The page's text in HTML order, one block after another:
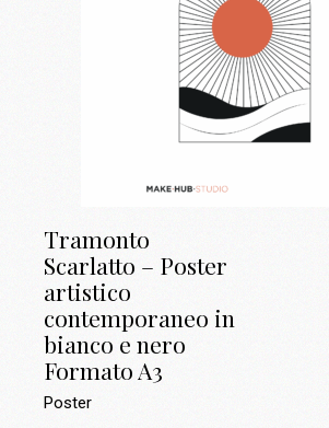
Tramonto
Scarlatto – Poster
artistico
contemporaneo in
bianco e nero
Formato A3
Poster